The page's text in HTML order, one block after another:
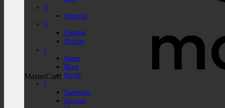
MasterCard
o
Optoma
p
Pantum
Philips
r
Razer
Renz
Ricoh
s
Samsung
Serioux